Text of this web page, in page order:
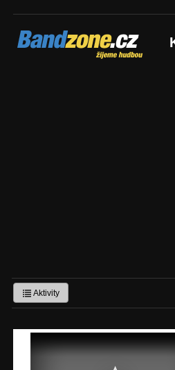
Bandzone.cz
žijeme hudbou
Aktivity